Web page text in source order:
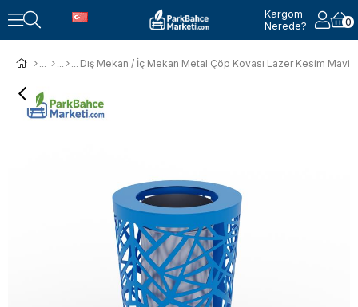
0
Kargom
Nerede?
Dış Mekan / İç Mekan Metal Çöp Kovası Lazer Kesim Mavi